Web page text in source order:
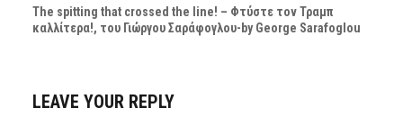
The spitting that crossed the line! – Φτύστε τον Τραμπ
καλλίτερα!, του Γιώργου Σαράφογλου-by George Sarafoglou
LEAVE YOUR REPLY